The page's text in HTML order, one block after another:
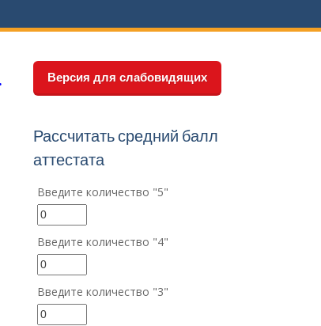
Версия для слабовидящих
Рассчитать средний балл
аттестата
Введите количество "5"
Введите количество "4"
Введите количество "3"